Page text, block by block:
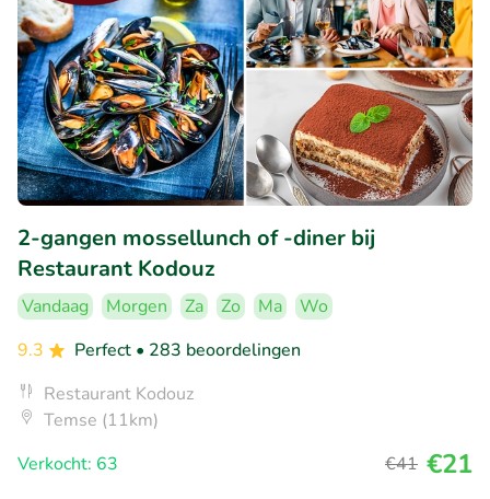
2-gangen mossellunch of -diner bij
Restaurant Kodouz
Vandaag Morgen Za Zo Ma
Wo
9.3
Perfect • 283 beoordelingen
Restaurant Kodouz
Temse (11km)
Verkocht: 63
€41 €21